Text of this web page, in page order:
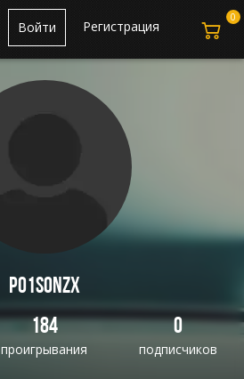
Регистрация
Войти
Po1sonzx
184
проигрывания
0
подписчиков
0